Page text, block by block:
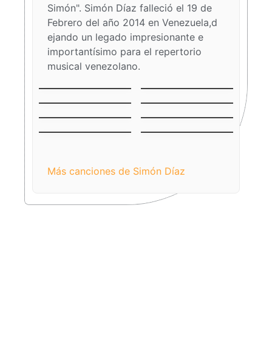
Simón". Simón Díaz falleció el 19 de
Febrero del año 2014 en Venezuela,d
ejando un legado impresionante e
importantísimo para el repertorio
musical venezolano.
(El Becerrito)
Burrito Sabanero
El Niño del Ávila
Falconiano
Llanero
Venezuela
Mercedes
Llena
Más canciones de Simón Díaz​